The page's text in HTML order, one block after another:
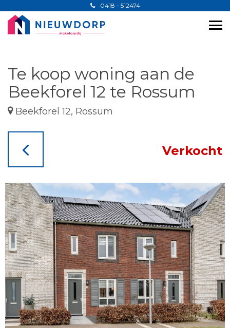
0418 - 512474
Te koop woning aan de
Beekforel 12 te Rossum
Beekforel 12, Rossum
Verkocht